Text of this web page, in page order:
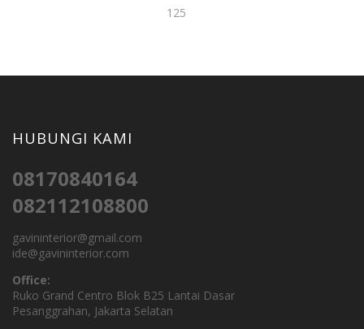
125
HUBUNGI KAMI
08170840164
082112108800
gavininterior@gmail.com
ide@gavininterior.com
Office:
Ruko Grand Centro Blok B25 Lantai Dasar
Pesanggrahan, Jakarta Selatan